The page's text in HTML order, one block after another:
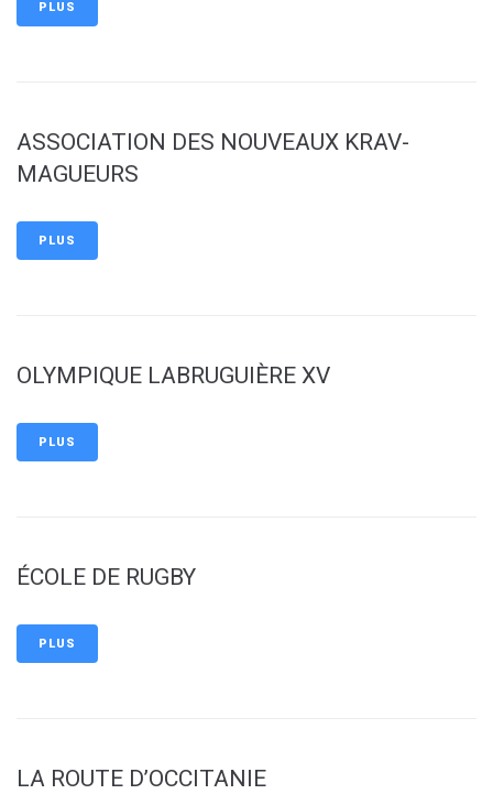
PLUS
ASSOCIATION DES NOUVEAUX KRAV-
MAGUEURS
PLUS
OLYMPIQUE LABRUGUIÈRE XV
PLUS
ÉCOLE DE RUGBY
PLUS
LA ROUTE D’OCCITANIE